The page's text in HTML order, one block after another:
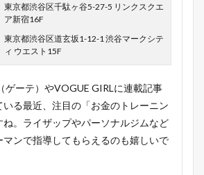
東京都渋谷区千駄ヶ谷5-27-5 リンクスクエ
ア新宿16F
東京都渋谷区道玄坂1-12-1 渋谷マークシテ
ィ ウエスト15F
ゲーテ）やVOGUE GIRLに連載記事
る最近、注目の「お金のトレーニン
ね。ライザップやパーソナルジムなど
ンで指導してもらえるのも嬉しいで